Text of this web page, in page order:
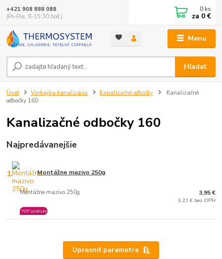
Menu
Hľadať
+421 908 888 088
(Po-Pia, 8-15:30 hod.)
0 ks
za 0 €
Úvod Vonkajšia kanalizácia Kanalizačné odbočky
Kanalizačné
odbočky 160
Kanalizačné odbočky 160
Najpredávanejšie
1. Montážne mazivo 250g
Montážne mazivo 250g
TOP produkt
3,95 €
3,21 € bez DPH
Upresniť parametre